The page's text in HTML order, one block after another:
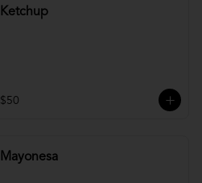
Ketchup
$50
Mayonesa